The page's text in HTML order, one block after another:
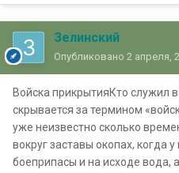
Зелинский
Опубликовано 2 апреля,
Войска прикрытияКто служил
скрывается за термином
уже неизвестно сколько
вокруг заставы окопах, когда
боеприпасы и на исходе вода,